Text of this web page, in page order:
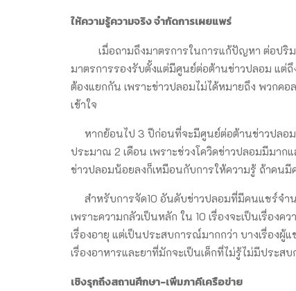
ให้ความรู้ความจริง จำกัดการเผยแพร่
เมื่อถามถึงมาตรการในการแก้ปัญหา ต่อปริม
มาตรการรองรับตั้งแต่มีศูนย์ต่อต้านข่าวปลอม แต่
ต้องแยกกัน เพราะข่าวปลอมไม่ได้หมายถึง พวกคอ
เข้าใจ
หากย้อนไป 3 ปีก่อนที่จะมีศูนย์ต่อต้านข่าวปลอม
ประมาณ 2 เดือน เพราะช่วงโควิดข่าวปลอมมีมาก
ข่าวปลอมน้อยลงก็เหมือนกับการให้ความรู้ ถ้าคน
สำหรับการจัด10 อันดับข่าวปลอมที่มีคนแชร์จำน
เพราะความกลัวเป็นหลัก ใน 10 เรื่องจะเป็นเรื่อง
เรื่องอายุ แต่เป็นประสบการณ์มากกว่า บางเรื่องผู้แ
เรื่องอาหารและยาที่มักจะเป็นเด็กที่ไม่รู้ไม่มีประส
เชิงรุกถึงสถานศึกษา-เพิ่มภาคีเครือข่าย